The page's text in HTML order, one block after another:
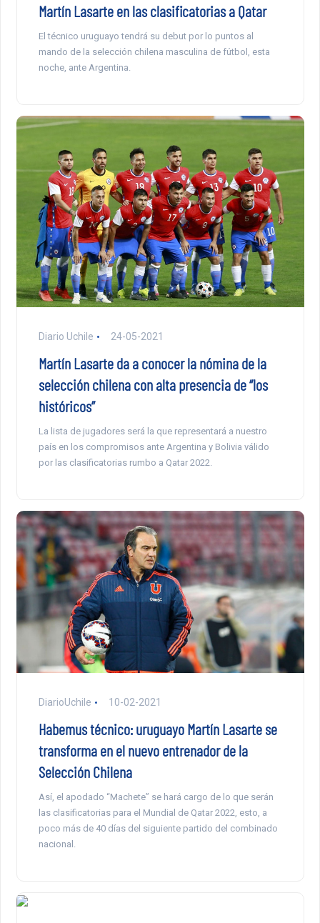
Martín Lasarte en las clasificatorias a Qatar
El técnico uruguayo tendrá su debut por lo puntos al
mando de la selección chilena masculina de fútbol, esta
noche, ante Argentina.
Diario Uchile 24-05-2021
Martín Lasarte da a conocer la nómina de la
selección chilena con alta presencia de “los
históricos”
La lista de jugadores será la que representará a nuestro
país en los compromisos ante Argentina y Bolivia válido
por las clasificatorias rumbo a Qatar 2022.
DiarioUchile 10-02-2021
Habemus técnico: uruguayo Martín Lasarte se
transforma en el nuevo entrenador de la
Selección Chilena
Así, el apodado “Machete” se hará cargo de lo que serán
las clasificatorias para el Mundial de Qatar 2022, esto, a
poco más de 40 días del siguiente partido del combinado
nacional.